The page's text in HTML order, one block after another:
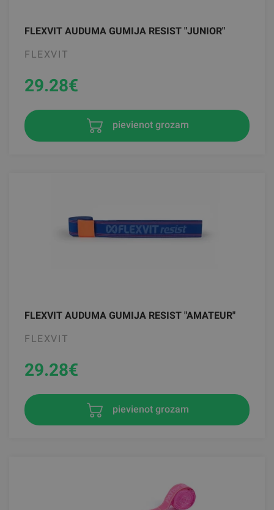
FLEXVIT AUDUMA GUMIJA RESIST "JUNIOR"
FLEXVIT
29.28€
pievienot grozam
FLEXVIT AUDUMA GUMIJA RESIST "AMATEUR"
FLEXVIT
29.28€
pievienot grozam